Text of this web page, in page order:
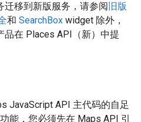
迁移到新版服务，请参阅 旧版
和 SearchBox widget 除外，
品在 Places API（新）中提
JavaScript API 主代码的自足
能，您必须先在 Maps API 引